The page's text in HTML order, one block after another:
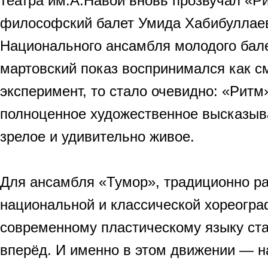
философский балет Умида
Национального ансамбля молодого
мартовский показ воспринимался как
эксперимент, то стало очевидно:
полноценное художественное
зрелое и удивительно живое.
Для ансамбля «Тумор», традиционно
национальной и классической
современному пластическому языку
вперёд. И именно в этом движении —